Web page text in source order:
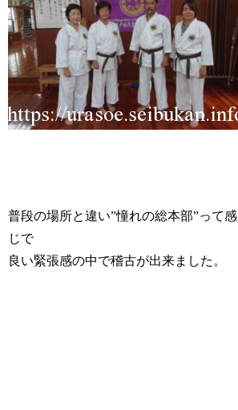
普段の場所と違い”憧れの総本部”って感
じで
良い緊張感の中で稽古が出来ました。